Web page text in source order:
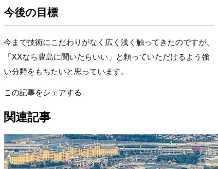
今後の目標
今まで技術にこだわりがなく広く浅く触ってきたのですが、
「XXなら豊島に聞いたらいい」と頼っていただけるよう強
い分野をもちたいと思っています。
この記事をシェアする
関連記事